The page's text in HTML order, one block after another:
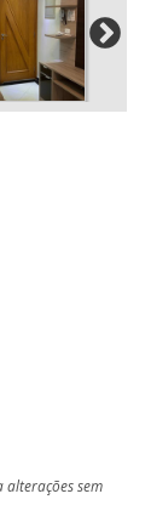
sem